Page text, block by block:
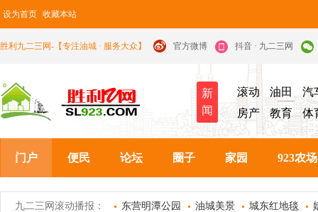
设为首页 收藏本站
胜利九二三网-【专注油城 · 服务大众】 官方微博 抖音 · 九二三网
新
闻
滚动 油田
汽
房产
教育 体
门户 便民 论坛 圈子 家园 923农场
九二三网滚动播报： 东营明潭公园 油城美景 城东红地毯